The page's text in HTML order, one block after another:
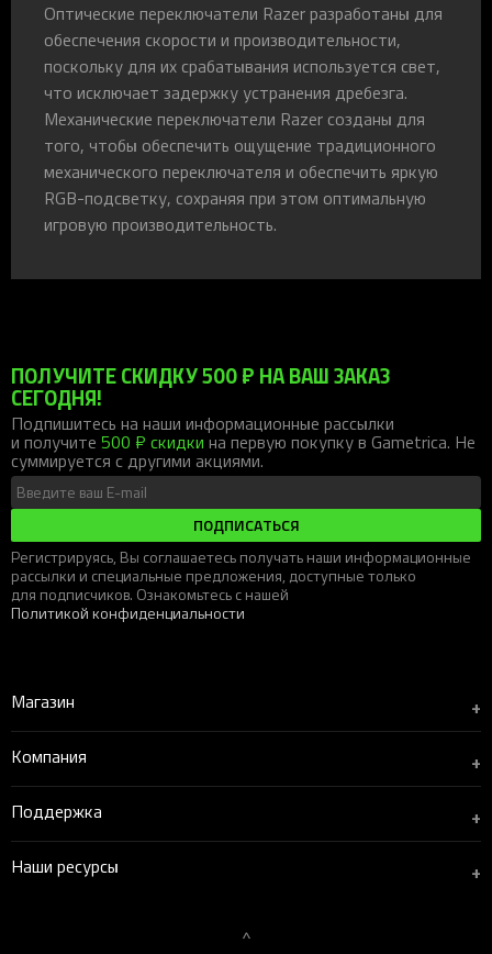
Оптические переключатели Razer разработаны для
обеспечения скорости и производительности,
поскольку для их срабатывания используется свет,
что исключает задержку устранения дребезга.
Механические переключатели Razer созданы для
того, чтобы обеспечить ощущение традиционного
механического переключателя и обеспечить яркую
RGB-подсветку, сохраняя при этом оптимальную
игровую производительность.
ПОЛУЧИТЕ СКИДКУ 500 ₽ НА ВАШ ЗАКАЗ
СЕГОДНЯ!
Подпишитесь на наши информационные рассылки
и получите 500 ₽ скидки на первую покупку в Gametrica. Не
суммируется с другими акциями.
ПОДПИСАТЬСЯ
Регистрируясь, Вы соглашаетесь получать наши информационные
рассылки и специальные предложения, доступные только
для подписчиков. Ознакомьтесь с нашей
Политикой конфиденциальности
Магазин +
Компания +
Поддержка +
Наши ресурсы +